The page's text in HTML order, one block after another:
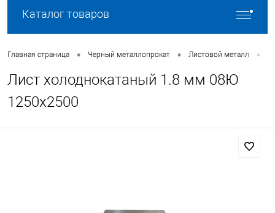
Каталог товаров
Главная страница • Черный металлопрокат • Листовой металл •
Лист холоднокатаный 1.8 мм 08Ю
1250х2500